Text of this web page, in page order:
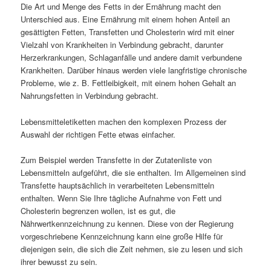
Die Art und Menge des Fetts in der Ernährung macht den
Unterschied aus. Eine Ernährung mit einem hohen Anteil an
gesättigten Fetten, Transfetten und Cholesterin wird mit einer
Vielzahl von Krankheiten in Verbindung gebracht, darunter
Herzerkrankungen, Schlaganfälle und andere damit verbundene
Krankheiten. Darüber hinaus werden viele langfristige chronische
Probleme, wie z. B. Fettleibigkeit, mit einem hohen Gehalt an
Nahrungsfetten in Verbindung gebracht.
Lebensmitteletiketten machen den komplexen Prozess der
Auswahl der richtigen Fette etwas einfacher.
Zum Beispiel werden Transfette in der Zutatenliste von
Lebensmitteln aufgeführt, die sie enthalten. Im Allgemeinen sind
Transfette hauptsächlich in verarbeiteten Lebensmitteln
enthalten. Wenn Sie Ihre tägliche Aufnahme von Fett und
Cholesterin begrenzen wollen, ist es gut, die
Nährwertkennzeichnung zu kennen. Diese von der Regierung
vorgeschriebene Kennzeichnung kann eine große Hilfe für
diejenigen sein, die sich die Zeit nehmen, sie zu lesen und sich
ihrer bewusst zu sein.